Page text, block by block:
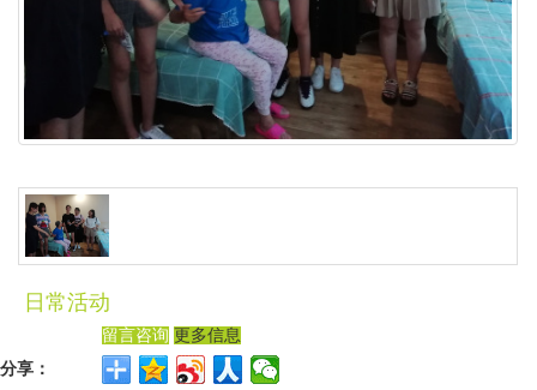
日常活动
留言咨询 更多信息
分享：